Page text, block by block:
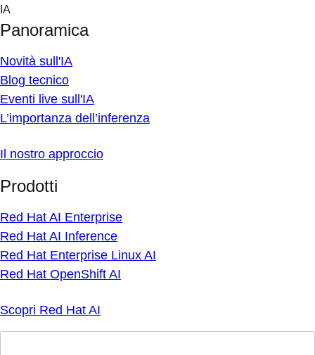
Skip
content
IA
Panoramica
Novità sull'IA
Blog tecnico
Eventi live sull'IA
L’importanza dell’inferenza
Il nostro approccio
Prodotti
Red Hat AI Enterprise
Red Hat AI Inference
Red Hat Enterprise Linux AI
Red Hat OpenShift AI
Scopri Red Hat AI